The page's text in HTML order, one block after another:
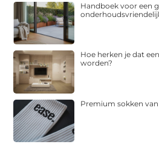
Handboek voor een
Hoe herken je dat
worden?
Premium sokken van